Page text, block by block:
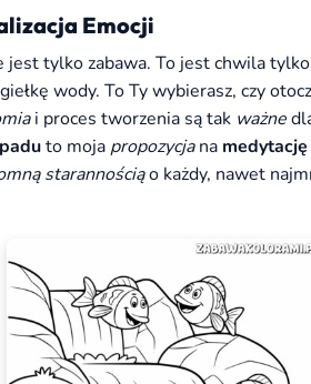
Emocji
jest tylko zabawa. To jest chwila
wody. To Ty wybierasz, czy
i proces tworzenia są tak ważne
to moja propozycjana
starannościąo każdy, nawet